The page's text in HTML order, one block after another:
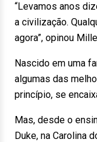
“Levamos anos
a civilização.
agora”, opinou
Nascido em uma
algumas das
princípio, se
Mas, desde o
Duke, na Carolina